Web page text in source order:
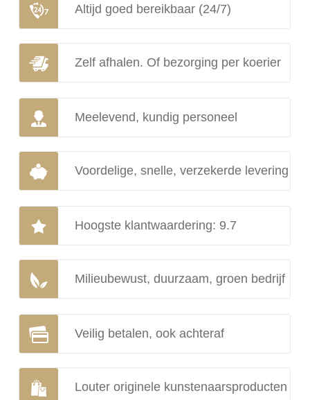
Altijd goed bereikbaar (24/7)
Zelf afhalen. Of bezorging per koerier
Meelevend, kundig personeel
Voordelige, snelle, verzekerde levering
Hoogste klantwaardering: 9.7
Milieubewust, duurzaam, groen bedrijf
Veilig betalen, ook achteraf
Louter originele kunstenaarsproducten